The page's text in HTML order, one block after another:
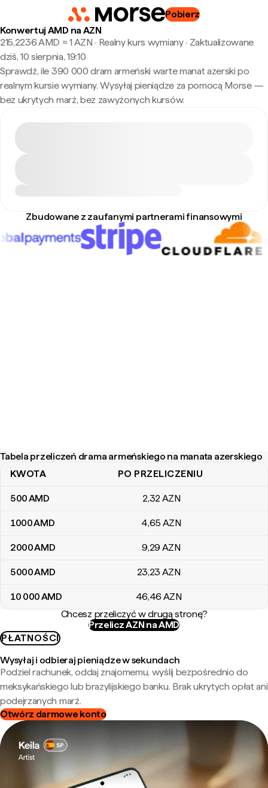
Pobierz
Konwertuj AMD na AZN
215,2236 AMD ≈ 1 AZN · Realny kurs wymiany· Zaktualizowane
dziś, 10 sierpnia, 19:10
Sprawdź, ile 390 000 dram armeński warte manat azerski po
realnym kursie wymiany. Wysyłaj pieniądze za pomocą Morse —
bez ukrytych marż, bez zawyżonych kursów.
Zbudowane z zaufanymi partnerami finansowymi
Tabela przeliczeń drama armeńskiego na manata azerskiego
Tabela przeliczeń drama armeńskiego na manata azerskiego
KWOTA PO PRZELICZENIU
500AMD 2,32AZN
1000AMD 4,65 AZN
2000AMD 9,29 AZN
5000AMD 23,23 AZN
10 000AMD 46,46 AZN
Chcesz przeliczyć w drugą stronę?
Przelicz AZN na AMD
PŁATNOŚCI
Wysyłaj i odbieraj pieniądze w sekundach
Podziel rachunek, oddaj znajomemu, wyślij bezpośrednio do
meksykańskiego lub brazylijskiego banku. Brak ukrytych opłat ani
podejrzanych marż.
Otwórz darmowe konto